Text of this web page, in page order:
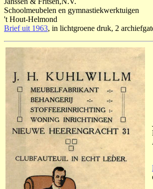
Schoolmeubelen en gymnastiekwerktuigen
't Hout-Helmond
Brief uit 1963, in lichtgroene druk, 2